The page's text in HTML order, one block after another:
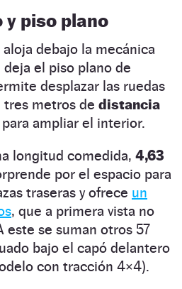
piso plano
debajo la mecánica
el piso plano de
desplazar las ruedas
tres metros de distancia
para ampliar el interior.
longitud comedida, 4,63
por el espacio para
traseras y ofrece un
, que a primera vista no
este se suman otros 57
bajo el capó delantero
con tracción 4×4).